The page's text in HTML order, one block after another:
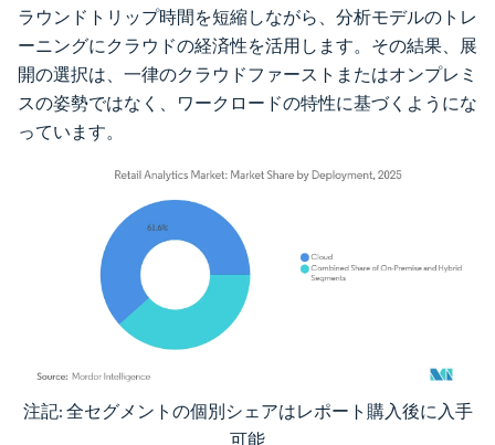
ラウンドトリップ時間を短縮しながら、分析モデルのトレ
ーニングにクラウドの経済性を活用します。その結果、展
開の選択は、一律のクラウドファーストまたはオンプレミ
スの姿勢ではなく、ワークロードの特性に基づくようにな
っています。
画像 © Mordor Intelligence。再利用にはCC BY 4.0の表示が必要です。
注記: 全セグメントの個別シェアはレポート購入後に入手
可能